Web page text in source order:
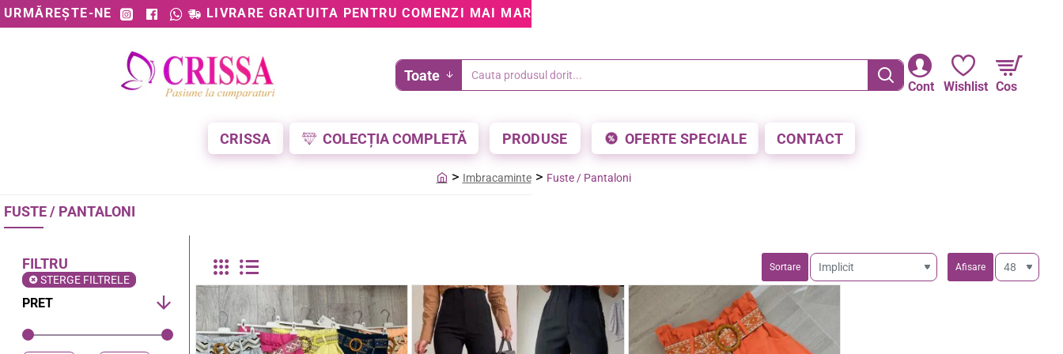
URMĂREȘTE-NE LIVRARE GRATUITA PENTRU COMENZI MAI MARI DE 199 LEI • 5% REDUCERE LA PLATA CU CARDUL
Cont Wishlist Cos
Toate
Cauta
CRISSA COLECȚIA COMPLETĂ PRODUSE OFERTE SPECIALE CONTACT
FUSTE / PANTALONI
Imbracaminte Fuste / Pantaloni
FILTRU
STERGE FILTRELE
PRET
Sortare Afisare